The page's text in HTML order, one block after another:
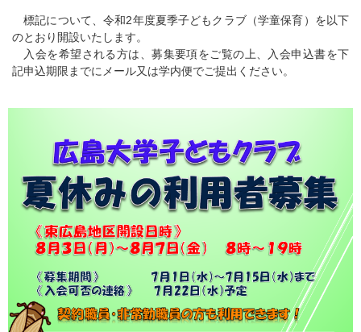
標記について、令和2年度夏季子どもクラブ（学童保育）を以下
のとおり開設いたします。
入会を希望される方は、募集要項をご覧の上、入会申込書を下
記申込期限までにメール又は学内便でご提出ください。